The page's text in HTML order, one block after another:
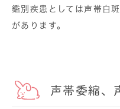
鑑別疾患としては声帯白
があります。
声帯委縮、